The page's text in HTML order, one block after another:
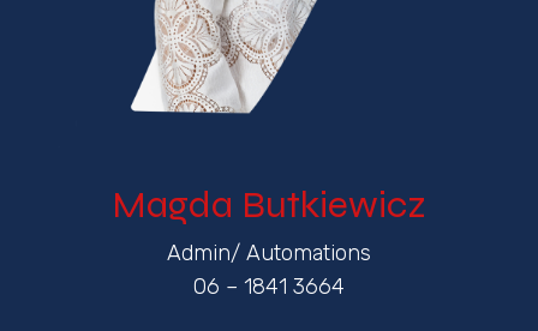
Magda Butkiewicz
Admin/ Automations
06 – 1841 3664